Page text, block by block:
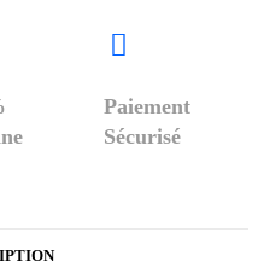
Paiement
Sécurisé